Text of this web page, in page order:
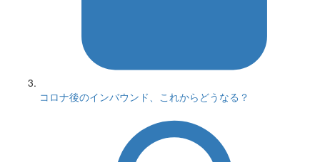
コロナ後のインバウンド、これからどうなる？